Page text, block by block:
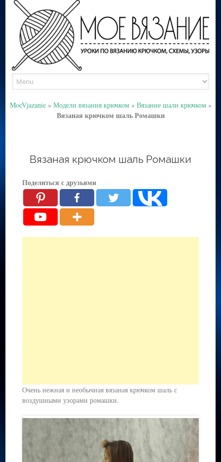
to
MoeVjazanie» Модели вязания крючком» Вязание шали крючком»
Вязаная крючком шаль Ромашки
Вязаная крючком шаль Ромашки
Поделиться с друзьями
Очень нежная и необычная вязаная крючком шаль с
воздушными узорами ромашки.